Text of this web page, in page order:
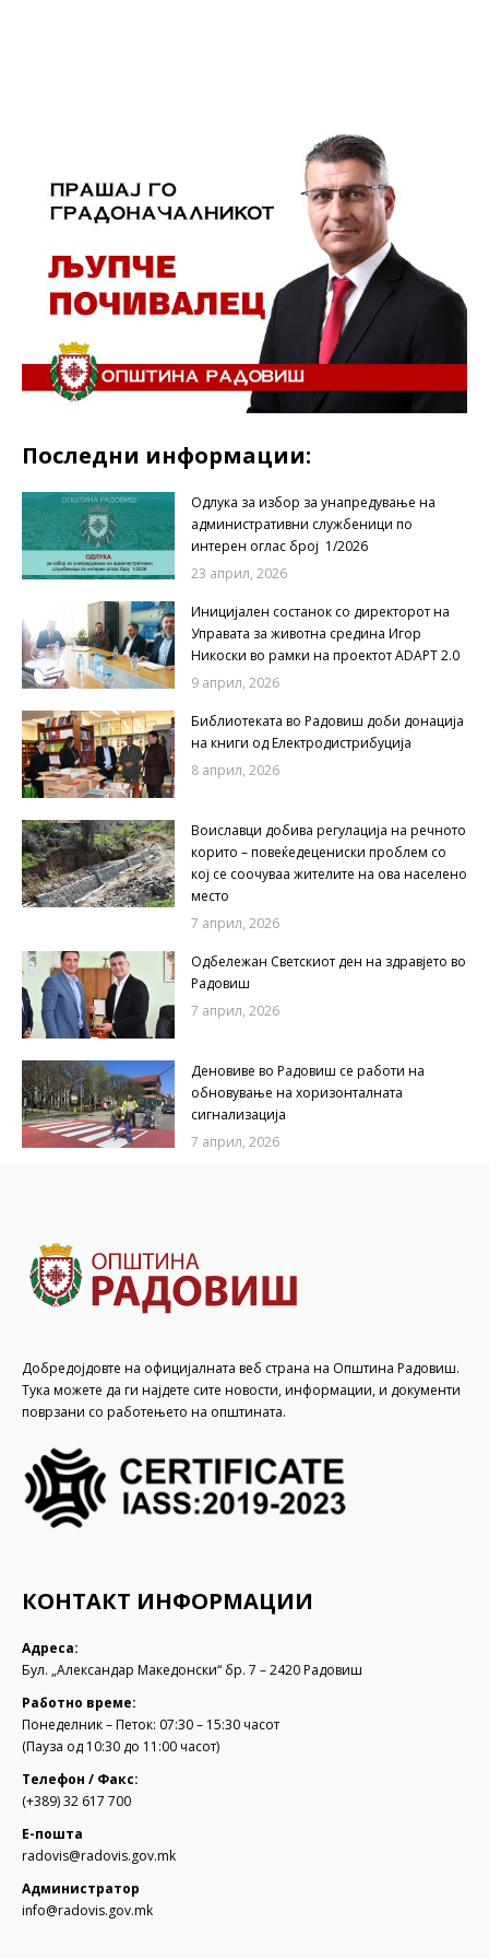
Последни информации:
Одлука за избор за унапредување на
административни службеници по
интерен оглас број 1/2026
23 април, 2026
Иницијален состанок со директорот на
Управата за животна средина Игор
Никоски во рамки на проектот ADAPT 2.0
9 април, 2026
Библиотеката во Радовиш доби донација
на книги од Електродистрибуција
8 април, 2026
Воиславци добива регулација на речното
корито – повеќедецениски проблем со
кој се соочуваа жителите на ова населено
место
7 април, 2026
Одбележан Светскиот ден на здравјето во
Радовиш
7 април, 2026
Деновиве во Радовиш се работи на
обновување на хоризонталната
сигнализација
7 април, 2026
Добредојдовте на официјалната веб страна на Општина Радовиш.
Тука можете да ги најдете сите новости, информации, и документи
поврзани со работењето на општината.
КОНТАКТ ИНФОРМАЦИИ
Адреса:
Бул. „Александар Македонски“ бр. 7 – 2420 Радовиш
Работно време:
Понеделник – Петок: 07:30 – 15:30 часот
(Пауза од 10:30 до 11:00 часот)
Телефон / Факс:
(+389) 32 617 700
Е-пошта
radovis@radovis.gov.mk
Администратор
info@radovis.gov.mk